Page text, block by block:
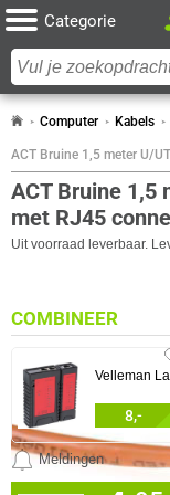
Categorie
Computer Kabels
ACT Bruine 1,5 meter U/
ACT Bruine 1,5
met RJ45
Uit voorraad leverbaar.
Meldingen
COMBINEER
Velleman
8,-
0 artikelen